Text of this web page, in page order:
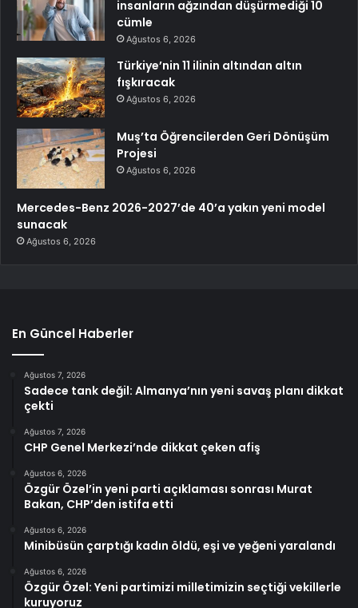
insanların ağzından düşürmediği 10
cümle
Ağustos 6, 2026
Türkiye’nin 11 ilinin altından altın
fışkıracak
Ağustos 6, 2026
Muş’ta Öğrencilerden Geri Dönüşüm
Projesi
Ağustos 6, 2026
Mercedes-Benz 2026-2027’de 40’a yakın yeni model
sunacak
Ağustos 6, 2026
En Güncel Haberler
Ağustos 7, 2026
Sadece tank değil: Almanya’nın yeni savaş planı dikkat
çekti
Ağustos 7, 2026
CHP Genel Merkezi’nde dikkat çeken afiş
Ağustos 6, 2026
Özgür Özel’in yeni parti açıklaması sonrası Murat
Bakan, CHP’den istifa etti
Ağustos 6, 2026
Minibüsün çarptığı kadın öldü, eşi ve yeğeni yaralandı
Ağustos 6, 2026
Özgür Özel: Yeni partimizi milletimizin seçtiği vekillerle
kuruyoruz